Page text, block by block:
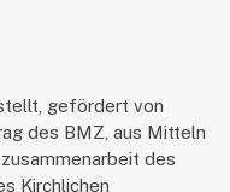
gefördert von
des BMZ, aus Mitteln
des
Kirchlichen